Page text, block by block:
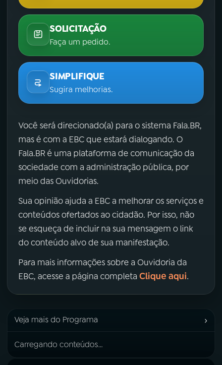
SOLICITAÇÃO
Faça um pedido.
SIMPLIFIQUE
Sugira melhorias.
Você será direcionado(a) para o sistema Fala.BR,
mas é com a EBC que estará dialogando. O
Fala.BR é uma plataforma de comunicação da
sociedade com a administração pública, por
meio das Ouvidorias.
Sua opinião ajuda a EBC a melhorar os serviços e
conteúdos ofertados ao cidadão. Por isso, não
se esqueça de incluir na sua mensagem o link
do conteúdo alvo de sua manifestação.
Para mais informações sobre a Ouvidoria da
EBC, acesse a página completa Clique aqui.
Veja mais do Programa ›
Carregando conteúdos...